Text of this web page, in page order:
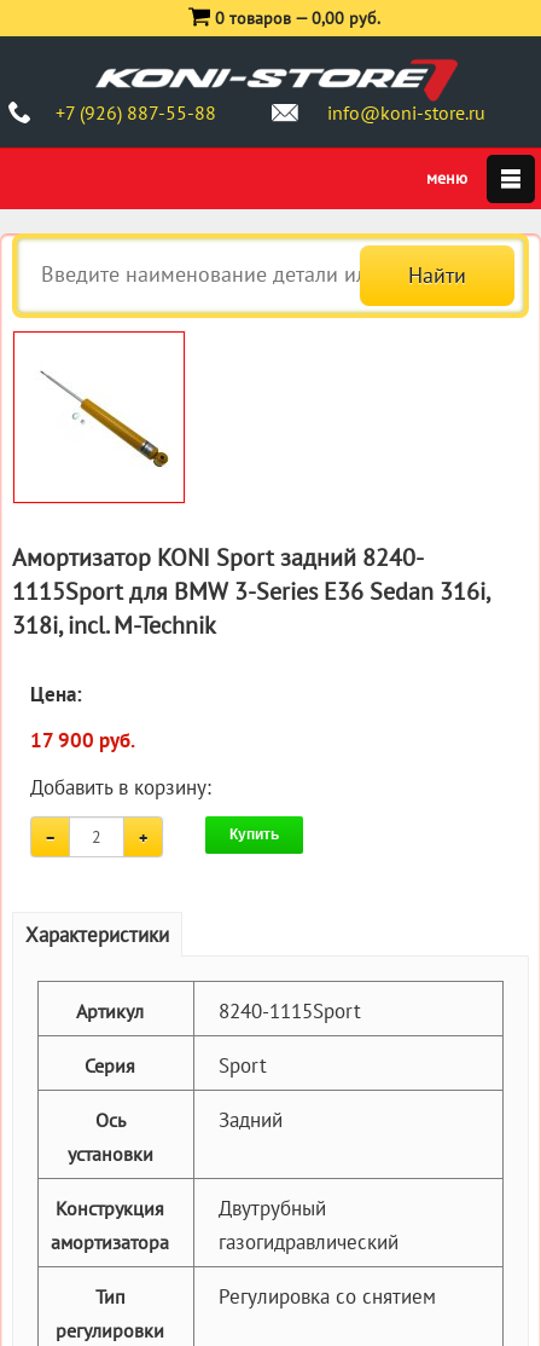
+7 (926) 887-55-88 info@koni-store.ru
0 товаров —0,00 руб.
Амортизатор KONI Sport задний 8240-
1115Sport для BMW 3-Series E36 Sedan 316i,
318i, incl. M-Technik
Цена:
17 900 руб.
Добавить в корзину:
Купить
Характеристики
Артикул 8240-1115Sport
Серия Sport
Ось
установки
Задний
Конструкция
амортизатора
Двутрубный
газогидравлический
Тип
регулировки
Регулировка со снятием